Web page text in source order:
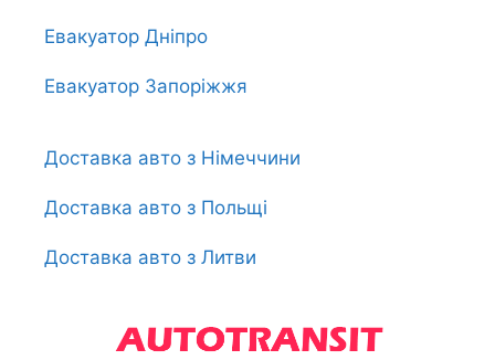
Евакуатор Дніпро
Евакуатор Запоріжжя
Доставка авто з Німеччини
Доставка авто з Польщі
Доставка авто з Литви